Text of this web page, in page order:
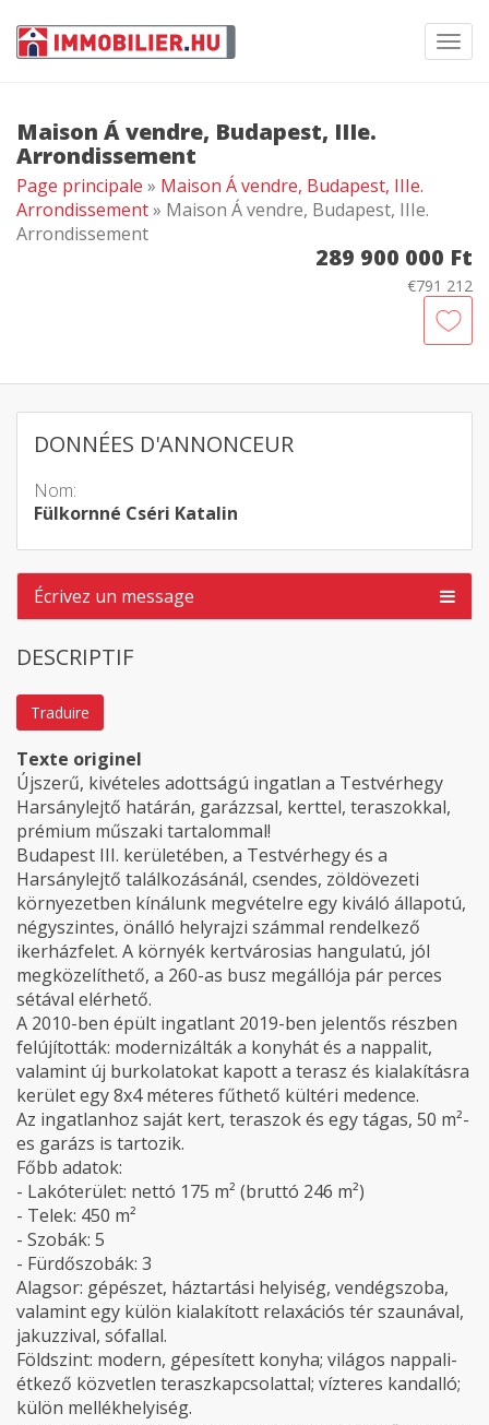
Maison Á vendre, Budapest, IIIe.
Arrondissement
Page principale » Maison Á vendre, Budapest, IIIe.
Arrondissement» Maison Á vendre, Budapest, IIIe.
Arrondissement
289 900 000 Ft
€791 212
DONNÉES D'ANNONCEUR
Nom:
Fülkornné Cséri Katalin
Écrivez un message
DESCRIPTIF
Traduire
Texte originel
Újszerű, kivételes adottságú ingatlan a Testvérhegy
Harsánylejtő határán, garázzsal, kerttel, teraszokkal,
prémium műszaki tartalommal!
Budapest III. kerületében, a Testvérhegy és a
Harsánylejtő találkozásánál, csendes, zöldövezeti
környezetben kínálunk megvételre egy kiváló állapotú,
négyszintes, önálló helyrajzi számmal rendelkező
ikerházfelet. A környék kertvárosias hangulatú, jól
megközelíthető, a 260-as busz megállója pár perces
sétával elérhető.
A 2010-ben épült ingatlant 2019-ben jelentős részben
felújították: modernizálták a konyhát és a nappalit,
valamint új burkolatokat kapott a terasz és kialakításra
kerület egy 8x4 méteres fűthető kültéri medence.
Az ingatlanhoz saját kert, teraszok és egy tágas, 50 m²-
es garázs is tartozik.
Főbb adatok:
- Lakóterület: nettó 175 m² (bruttó 246 m²)
- Telek: 450 m²
- Szobák: 5
- Fürdőszobák: 3
Alagsor: gépészet, háztartási helyiség, vendégszoba,
valamint egy külön kialakított relaxációs tér szaunával,
jakuzzival, sófallal.
Földszint: modern, gépesített konyha; világos nappali-
étkező közvetlen teraszkapcsolattal; vízteres kandalló;
külön mellékhelyiség.